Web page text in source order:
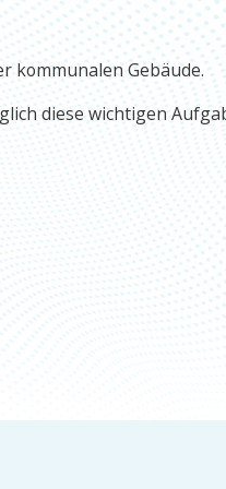
kommunalen Gebäude.
diese wichtigen